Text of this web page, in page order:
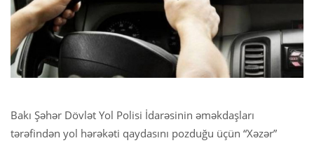
Bakı Şəhər Dövlət Yol Polisi İdarəsinin əməkdaşları
tərəfindən yol hərəkəti qaydasını pozduğu üçün “Xəzər”